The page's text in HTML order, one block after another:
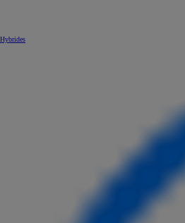
Hybrides